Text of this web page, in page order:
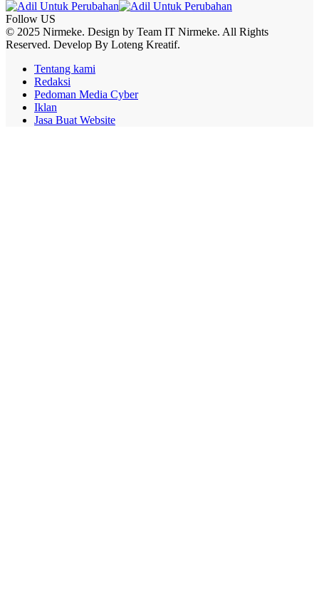
Follow US
© 2025 Nirmeke. Design by Team IT Nirmeke. All Rights
Reserved. Develop By Loteng Kreatif.
Tentang kami
Redaksi
Pedoman Media Cyber
Iklan
Jasa Buat Website